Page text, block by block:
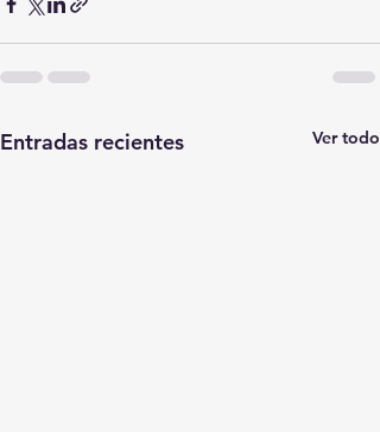
Entradas recientes Ver todo